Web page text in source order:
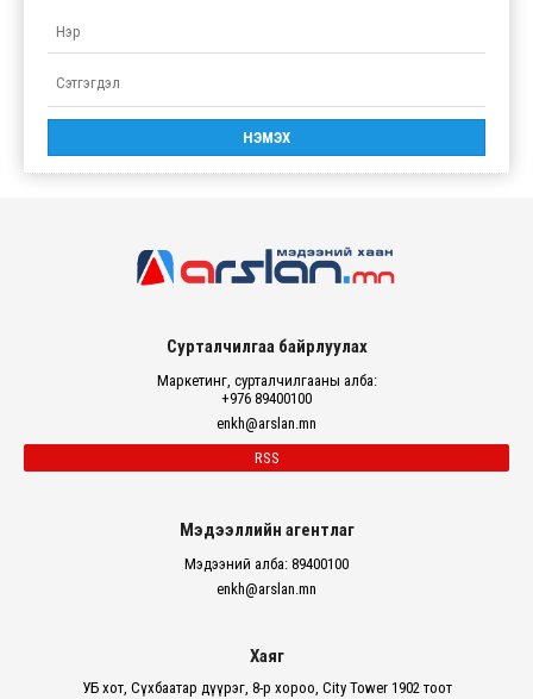
Сурталчилгаа байрлуулах
Маркетинг, сурталчилгааны алба:
+976 89400100
enkh@arslan.mn
RSS
Мэдээллийн агентлаг
Мэдээний алба: 89400100
enkh@arslan.mn
Хаяг
УБ хот, Сүхбаатар дүүрэг, 8-р хороо, City Tower 1902 тоот